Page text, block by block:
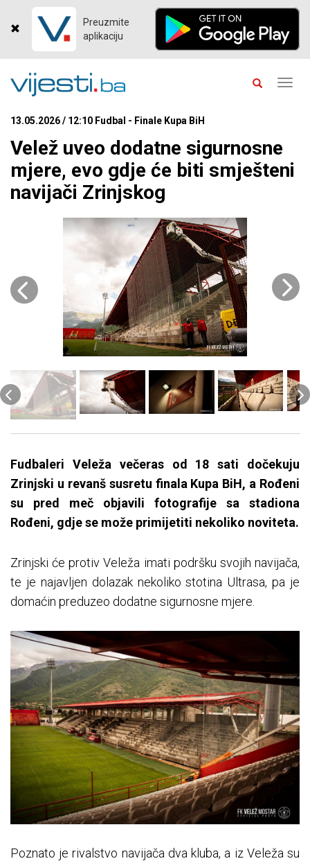
Preuzmite
aplikaciju
13.05.2026 / 12:10 Fudbal - Finale Kupa BiH
Velež uveo dodatne sigurnosne
mjere, evo gdje će biti smješteni
navijači Zrinjskog
Fudbaleri Veleža večeras od 18 sati dočekuju
Zrinjski u revanš susretu finala Kupa BiH, a Rođeni
su pred meč objavili fotografije sa stadiona
Rođeni, gdje se može primijetiti nekoliko noviteta.
Zrinjski će protiv Veleža imati podršku svojih navijača,
te je najavljen dolazak nekoliko stotina Ultrasa, pa je
domaćin preduzeo dodatne sigurnosne mjere.
Poznato je rivalstvo navijača dva kluba, a iz Veleža su